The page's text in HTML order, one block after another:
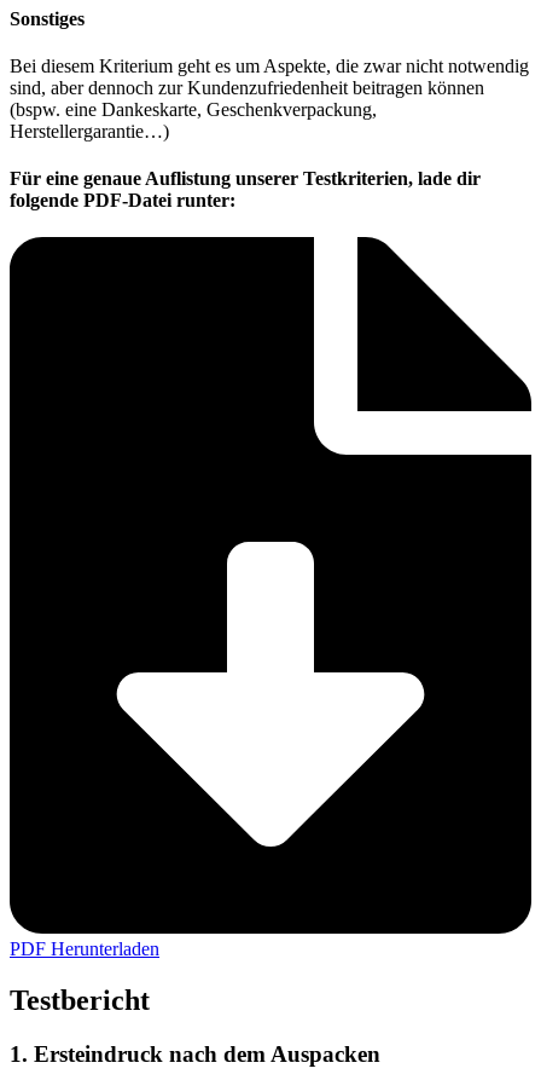
Sonstiges
Bei diesem Kriterium geht es um Aspekte, die zwar nicht notwendig
sind, aber dennoch zur Kundenzufriedenheit beitragen können
(bspw. eine Dankeskarte, Geschenkverpackung,
Herstellergarantie…)
Für eine genaue Auflistung unserer Testkriterien, lade dir
folgende PDF-Datei runter:
PDF Herunterladen
Testbericht
1. Ersteindruck nach dem Auspacken